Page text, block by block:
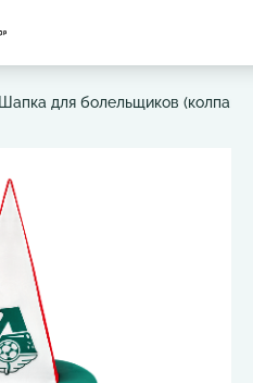
Шапка для болельщиков (колпак-